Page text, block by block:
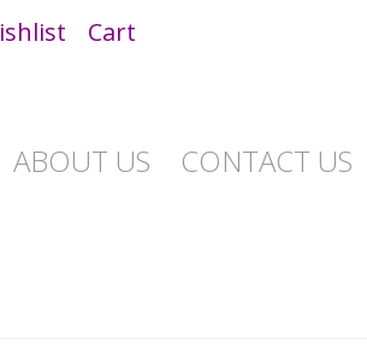
Cart
ABOUT US CONTACT US